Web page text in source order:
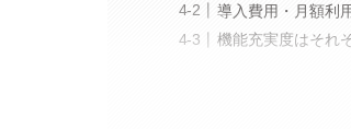
導入費用・月額利
機能充実度はそれ